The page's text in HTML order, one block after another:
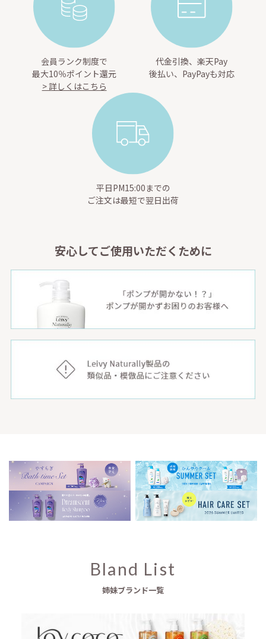
会員ランク制度で
最大10％ポイント還元
> 詳しくはこちら
代金引換、楽天Pay
後払い、PayPayも対応
平日PM15:00までの
ご注文は最短で翌日出荷
安心してご使用いただくために
Bland List
姉妹ブランド一覧